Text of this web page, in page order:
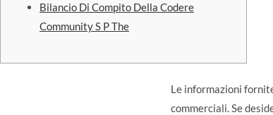
Bilancio Di Compito Della Codere
Community S P The
Le informazioni
commerciali. Se